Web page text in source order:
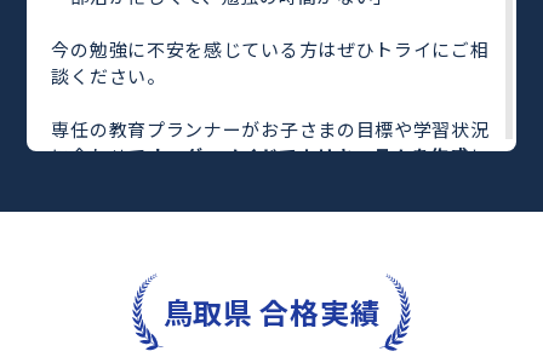
今の勉強に不安を感じている方はぜひトライにご相
談ください。
専任の教育プランナーがお子さまの目標や学習状況
に合わせてオーダーメイドでカリキュラムを作成し
完全マンツーマンで自分に合った教師がわかるまで
さらに、単元別の学習の理解度がわかる「AI学習診
や授業内容や授業以外の勉強をナビゲートする
「DAILY TRY」
など、豊富な学習コンテンツが
鳥取県 合格実績